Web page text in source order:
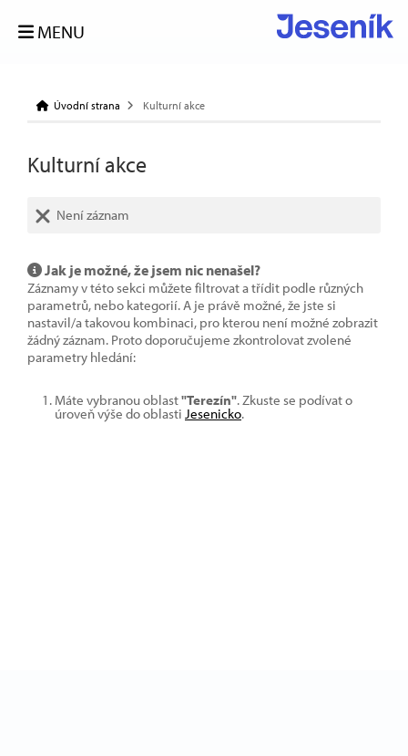
MENU
Úvodní strana Kulturní akce
Kulturní akce
Není záznam
Jak je možné, že jsem nic nenašel?
Záznamy v této sekci můžete filtrovat a třídit podle různých
parametrů, nebo kategorií. A je právě možné, že jste si
nastavil/a takovou kombinaci, pro kterou není možné zobrazit
žádný záznam. Proto doporučujeme zkontrolovat zvolené
parametry hledání:
Máte vybranou oblast"Terezín". Zkuste se podívat o
úroveň výše do oblasti Jesenicko.